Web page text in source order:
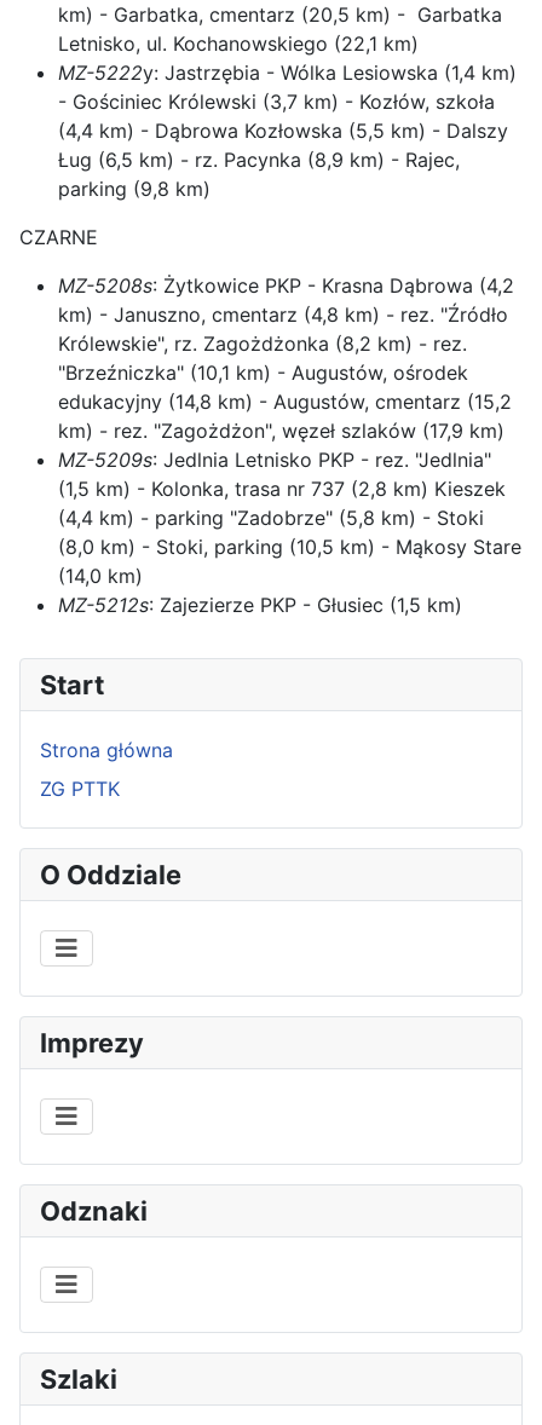
km) - Garbatka, cmentarz (20,5 km) - Garbatka
Letnisko, ul. Kochanowskiego (22,1 km)
MZ-5222y: Jastrzębia - Wólka Lesiowska (1,4 km)
- Gościniec Królewski (3,7 km) - Kozłów, szkoła
(4,4 km) - Dąbrowa Kozłowska (5,5 km) - Dalszy
Ług (6,5 km) - rz. Pacynka (8,9 km) - Rajec,
parking (9,8 km)
CZARNE
MZ-5208s: Żytkowice PKP - Krasna Dąbrowa (4,2
km) - Januszno, cmentarz (4,8 km) - rez. "Źródło
Królewskie", rz. Zagożdżonka (8,2 km) - rez.
"Brzeźniczka" (10,1 km) - Augustów, ośrodek
edukacyjny (14,8 km) - Augustów, cmentarz (15,2
km) - rez. "Zagożdżon", węzeł szlaków (17,9 km)
MZ-5209s: Jedlnia Letnisko PKP - rez. "Jedlnia"
(1,5 km) - Kolonka, trasa nr 737 (2,8 km) Kieszek
(4,4 km) - parking "Zadobrze" (5,8 km) - Stoki
(8,0 km) - Stoki, parking (10,5 km) - Mąkosy Stare
(14,0 km)
MZ-5212s: Zajezierze PKP - Głusiec (1,5 km)
Start
Strona główna
ZG PTTK
O Oddziale
Imprezy
Odznaki
Szlaki